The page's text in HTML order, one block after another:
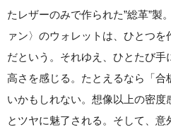
たレザーのみで作られた”総革”製
ァン〉のウォレットは、ひとつ
だという。それゆえ、ひとたび
高さを感じる。たとえるなら「合
いかもしれない。想像以上の密度
とツヤに魅了される。そして、